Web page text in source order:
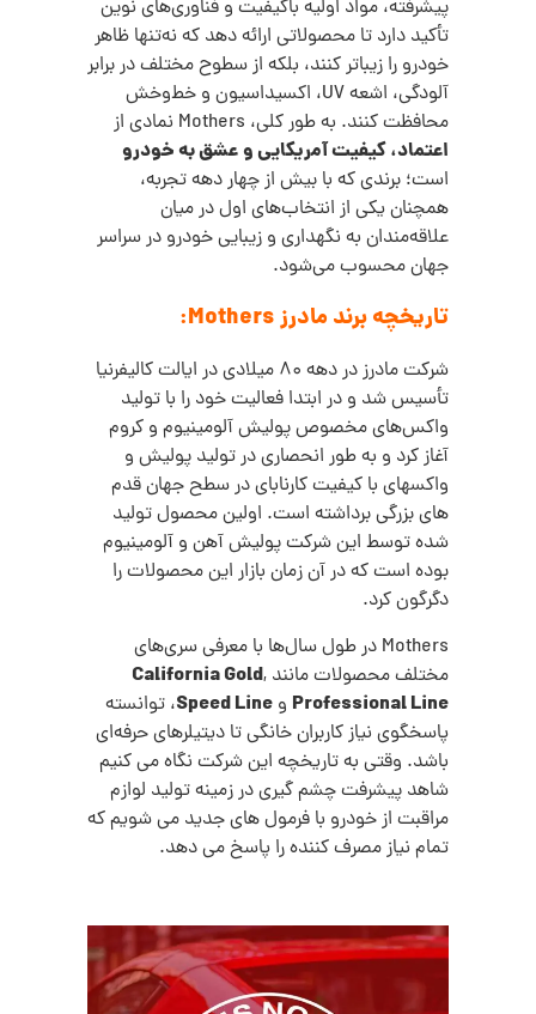
پیشرفته، مواد اولیه باکیفیت و فناوری‌های نوین
تأکید دارد تا محصولاتی ارائه دهد که نه‌تنها ظاهر
خودرو را زیباتر کنند، بلکه از سطوح مختلف در برابر
آلودگی، اشعه UV، اکسیداسیون و خط‌وخش
محافظت کنند. به‌ طور کلی، Mothers نمادی از
اعتماد، کیفیت آمریکایی و عشق به خودرو
است؛ برندی که با بیش از چهار دهه تجربه،
همچنان یکی از انتخاب‌های اول در میان
علاقه‌مندان به نگهداری و زیبایی خودرو در سراسر
جهان محسوب می‌شود.
تاریخچه برند مادرز Mothers:
شرکت مادرز در دهه 80 میلادی در ایالت کالیفرنیا
تأسیس شد و در ابتدا فعالیت خود را با تولید
واکس‌های مخصوص پولیش آلومینیوم و کروم
آغاز کرد و به طور انحصاری در تولید پولیش و
واکسهای با کیفیت کارنابای در سطح جهان قدم
های بزرگی برداشته است. اولین محصول تولید
شده توسط این شرکت پولیش آهن و آلومینیوم
بوده است که در آن زمان بازار این محصولات را
دگرگون کرد.
Mothers در طول سال‌ها با معرفی سری‌های
مختلف محصولات مانند California Gold,
Professional Line و Speed Line، توانسته
پاسخگوی نیاز کاربران خانگی تا دیتیلرهای حرفه‌ای
باشد. وقتی به تاریخچه این شرکت نگاهمی کنیم
شاهد پیشرفت چشم گیری در زمینه تولید لوازم
مراقبت از خودرو با فرمول های جدید می شویم که
تمام نیاز مصرف کننده را پاسخ می دهد.